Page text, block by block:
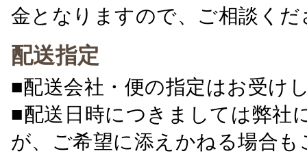
金となりますので、ご相談くだ
配送指定
■配送会社・便の指定はお受け
■配送日時につきましては弊社
が、ご希望に添えかねる場合